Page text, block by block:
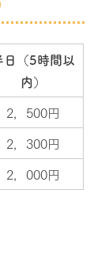
日（5時間以
内）
2，500円
2，300円
2，000円